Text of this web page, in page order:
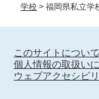
学校 > 福岡県私立学
このサイトについて
個人情報の取扱い
ウェブアクセシビ